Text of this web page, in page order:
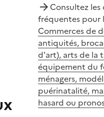
Consultez
fréquentes pour
Commerces de
antiquités,
d'art), arts de la
équipement du
ménagers,
puérinatalité,
hasard ou